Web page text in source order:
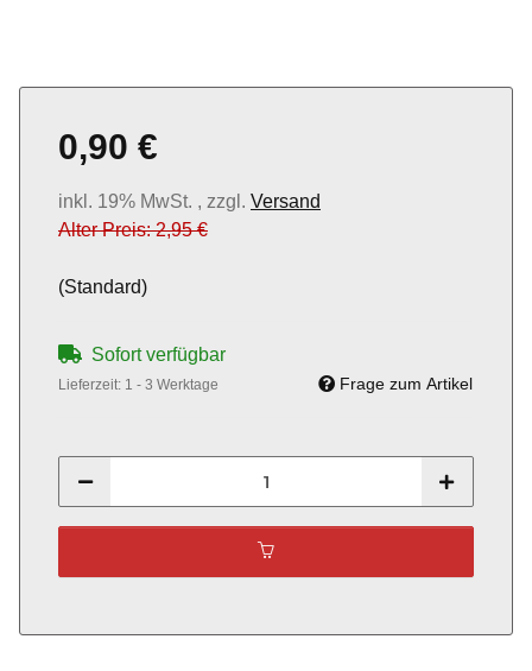
0,90 €
inkl. 19% MwSt. , zzgl. Versand
Alter Preis: 2,95 €
(Standard)
Sofort verfügbar
Lieferzeit: 1 - 3 Werktage Frage zum Artikel